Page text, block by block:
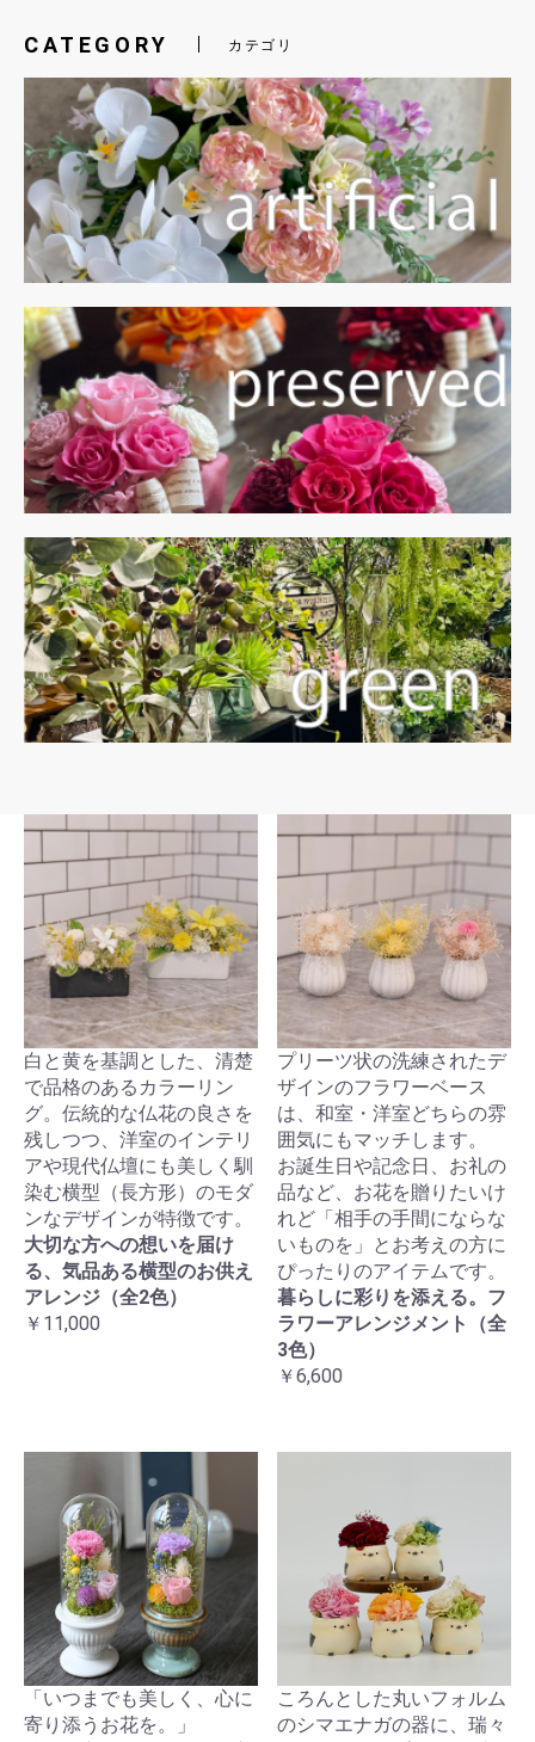
CATEGORY カテゴリ
白と黄を基調とした、清楚
で品格のあるカラーリン
グ。伝統的な仏花の良さを
残しつつ、洋室のインテリ
アや現代仏壇にも美しく馴
染む横型（長方形）のモダ
ンなデザインが特徴です。
大切な方への想いを届け
る、気品ある横型のお供え
アレンジ（全2色）
￥11,000
プリーツ状の洗練されたデ
ザインのフラワーベース
は、和室・洋室どちらの雰
囲気にもマッチします。
お誕生日や記念日、お礼の
品など、お花を贈りたいけ
れど「相手の手間にならな
いものを」とお考えの方に
ぴったりのアイテムです。
暮らしに彩りを添える。フ
ラワーアレンジメント（全
3色）
￥6,600
「いつまでも美しく、心に
寄り添うお花を。」
ころんとした丸いフォルム
のシマエナガの器に、瑞々